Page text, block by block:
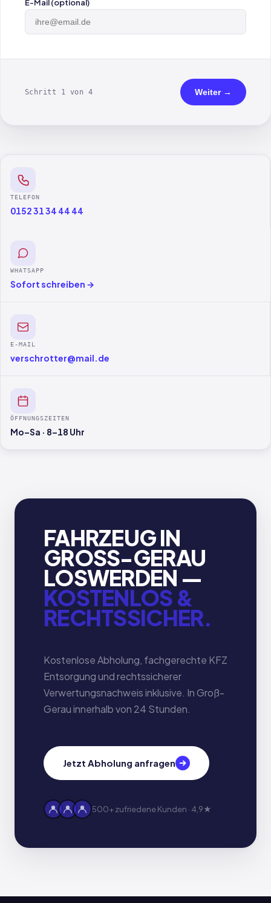
E-Mail (optional)
Schritt 1 von 4 Weiter →
TELEFON
0152 31 34 44 44
WHATSAPP
Sofort schreiben →
E-MAIL
verschrotter@mail.de
ÖFFNUNGSZEITEN
Mo–Sa · 8–18 Uhr
FAHRZEUG IN
GROSS-GERAU L
OSWERDEN —
KOSTENLOS &
RECHTSSICHER.
Kostenlose Abholung, fachgerechte KFZ
Entsorgung und rechtssicherer
Verwertungsnachweis inklusive. In Groß-
Gerau innerhalb von 24 Stunden.
Jetzt Abholung anfragen
500+ zufriedene Kunden · 4,9★